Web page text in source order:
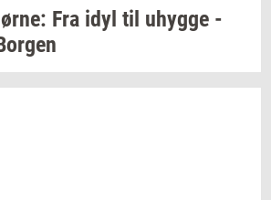
Fra idyl til uhyg­ge -